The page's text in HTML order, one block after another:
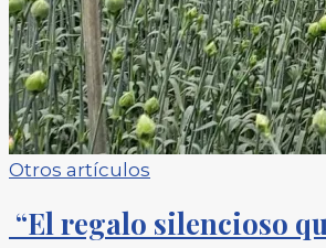
Otros artículos
“El regalo silencioso